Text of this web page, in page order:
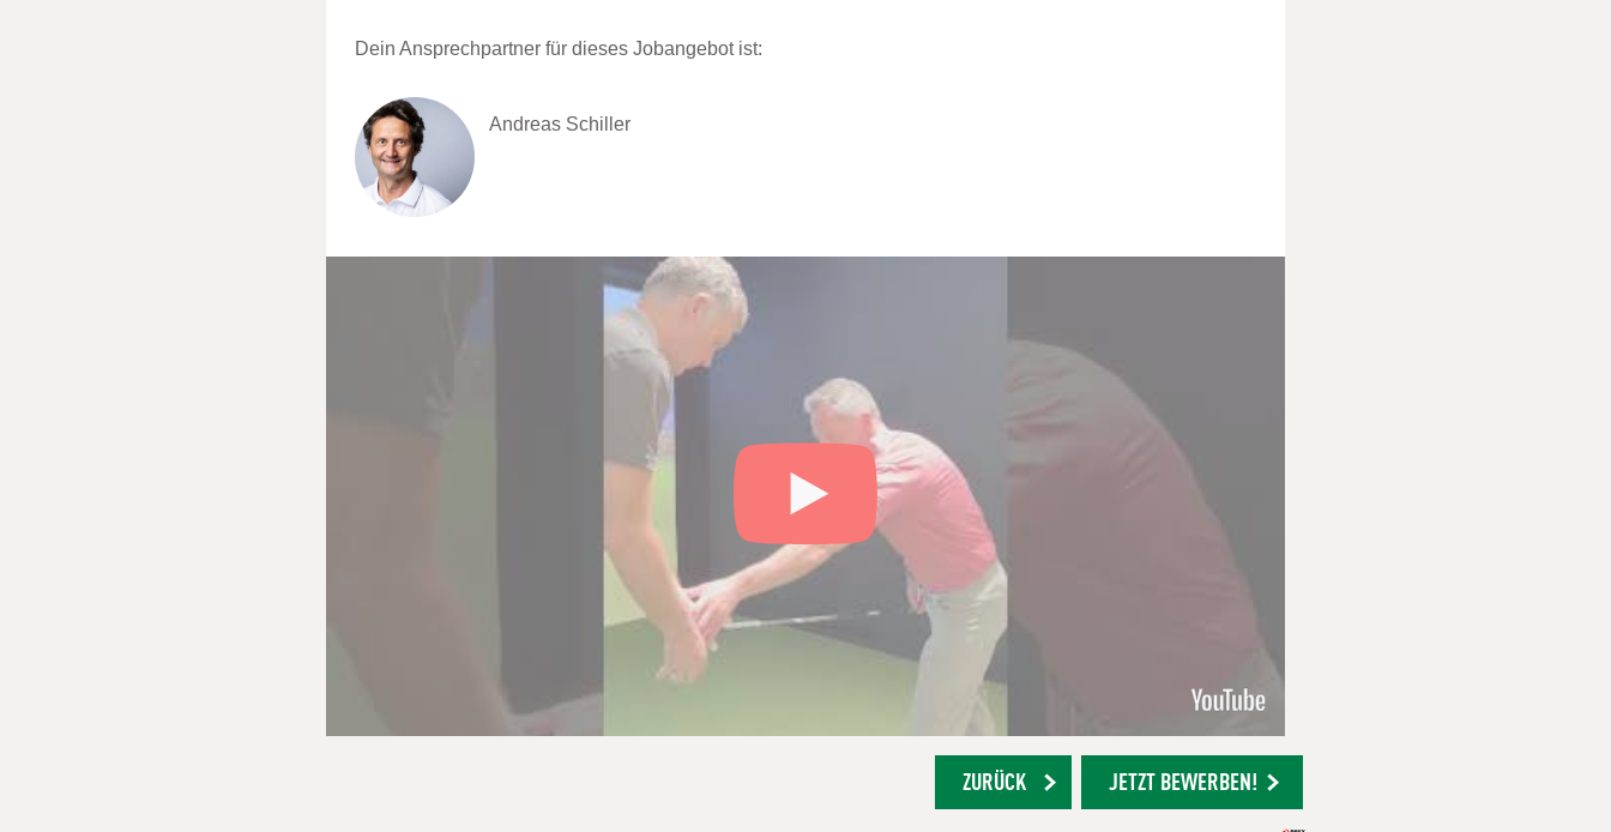
Dein Ansprechpartner für dieses Jobangebot ist:
Andreas Schiller
ZURÜCK JETZT BEWERBEN!